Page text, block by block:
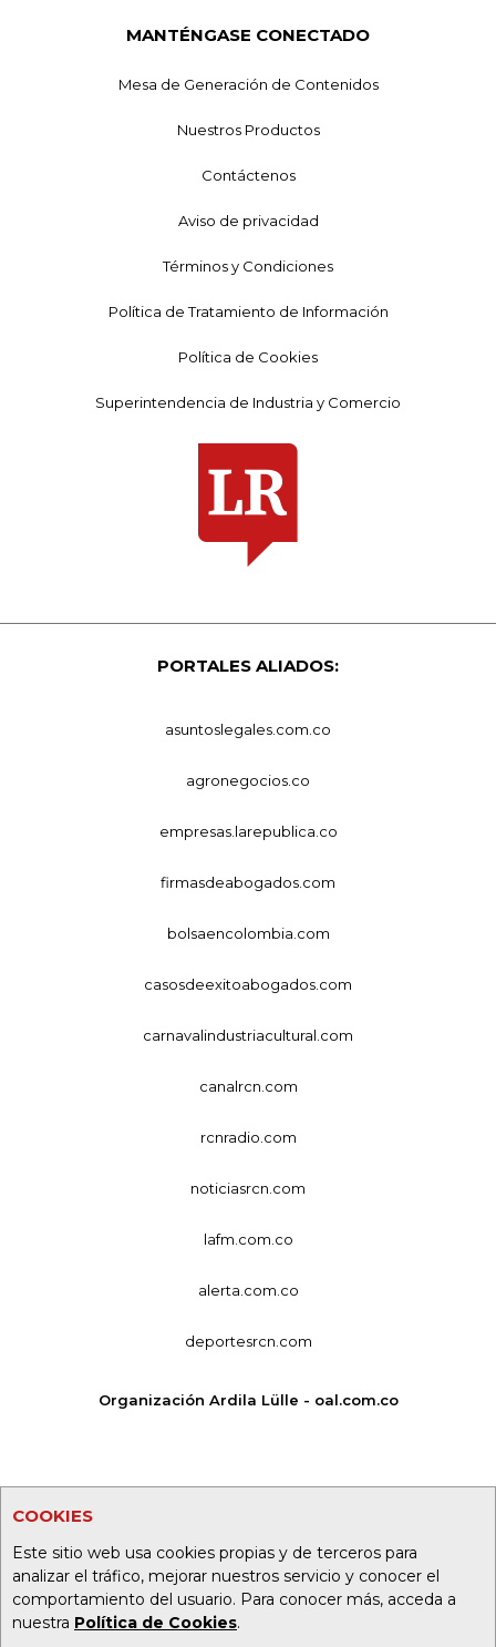
COOKIES
Este sitio web usa cookies propias y de terceros para
analizar el tráfico, mejorar nuestros servicio y conocer el
comportamiento del usuario. Para conocer más, acceda a
nuestra Política de Cookies.
MANTÉNGASE CONECTADO
Mesa de Generación de Contenidos
Nuestros Productos
Contáctenos
Aviso de privacidad
Términos y Condiciones
Política de Tratamiento de Información
Política de Cookies
Superintendencia de Industria y Comercio
PORTALES ALIADOS:
asuntoslegales.com.co
agronegocios.co
empresas.larepublica.co
firmasdeabogados.com
bolsaencolombia.com
casosdeexitoabogados.com
carnavalindustriacultural.com
canalrcn.com
rcnradio.com
noticiasrcn.com
lafm.com.co
alerta.com.co
deportesrcn.com
Organización Ardila Lülle - oal.com.co